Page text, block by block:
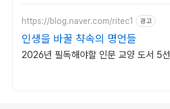
https://blog.naver.com/ritec1 광고
인생을 바꿀 챡속의 명언들
2026년 필독해야할 인문 교양 도서 5선